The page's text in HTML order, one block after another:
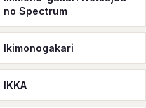
no Spectrum
Ikimоnоgаkаri
IKKA